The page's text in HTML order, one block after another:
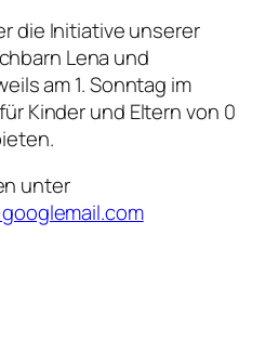
die Initiative unserer
Lena und
am 1. Sonntag im
Kinder und Eltern von 0
unter